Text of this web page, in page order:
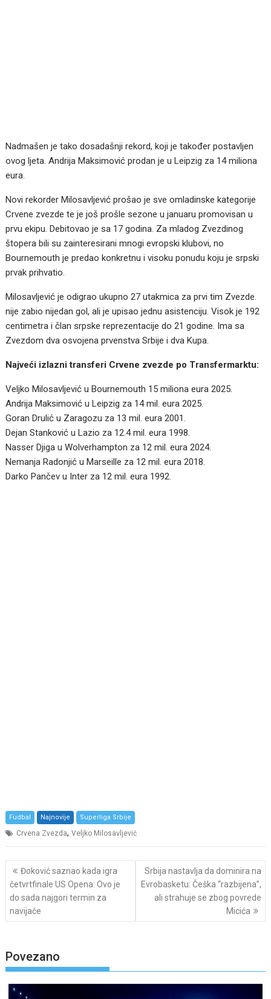
Nadmašen je tako dosadašnji rekord, koji je također postavljen
ovog ljeta. Andrija Maksimović prodan je u Leipzig za 14 miliona
eura.
Novi rekorder Milosavljević prošao je sve omladinske kategorije
Crvene zvezde te je još prošle sezone u januaru promovisan u
prvu ekipu. Debitovao je sa 17 godina. Za mladog Zvezdinog
štopera bili su zainteresirani mnogi evropski klubovi, no
Bournemouth je predao konkretnu i visoku ponudu koju je srpski
prvak prihvatio.
Milosavljević je odigrao ukupno 27 utakmica za prvi tim Zvezde.
nije zabio nijedan gol, ali je upisao jednu asistenciju. Visok je 192
centimetra i član srpske reprezentacije do 21 godine. Ima sa
Zvezdom dva osvojena prvenstva Srbije i dva Kupa.
Najveći izlazni transferi Crvene zvezde po Transfermarktu:
Veljko Milosavljević u Bournemouth 15 miliona eura 2025.
Andrija Maksimović u Leipzig za 14 mil. eura 2025.
Goran Drulić u Zaragozu za 13 mil. eura 2001.
Dejan Stanković u Lazio za 12.4 mil. eura 1998.
Nasser Djiga u Wolverhampton za 12 mil. eura 2024.
Nemanja Radonjić u Marseille za 12 mil. eura 2018.
Darko Pančev u Inter za 12 mil. eura 1992.
Fudbal Najnovije Superliga Srbije
Crvena Zvezda,Veljko Milosavljević
Post
navigation
Đoković saznao kada igra
četvrtfinale US Opena: Ovo je
do sada najgori termin za
navijače
Srbija nastavlja da dominira na
Evrobasketu: Češka “razbijena”,
ali strahuje se zbog povrede
Micića
Povezano